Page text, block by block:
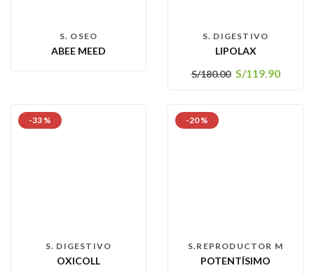
S. OSEO
ABEE MEED
S. DIGESTIVO
LIPOLAX
S/180.00 S/119.90
-33 %
S. DIGESTIVO
OXICOLL
-20 %
S.REPRODUCTOR M
POTENTÍSIMO